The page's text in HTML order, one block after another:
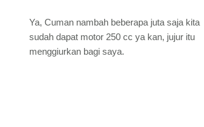
Ya, Cuman nambah beberapa juta saja kita
sudah dapat motor 250 cc ya kan, jujur itu
menggiurkan bagi saya.